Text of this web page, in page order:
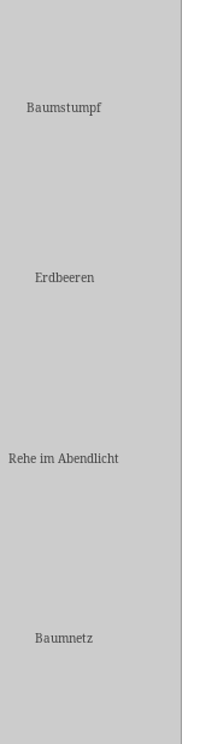
Baumstumpf
Erdbeeren
Rehe im Abendlicht
Baumnetz